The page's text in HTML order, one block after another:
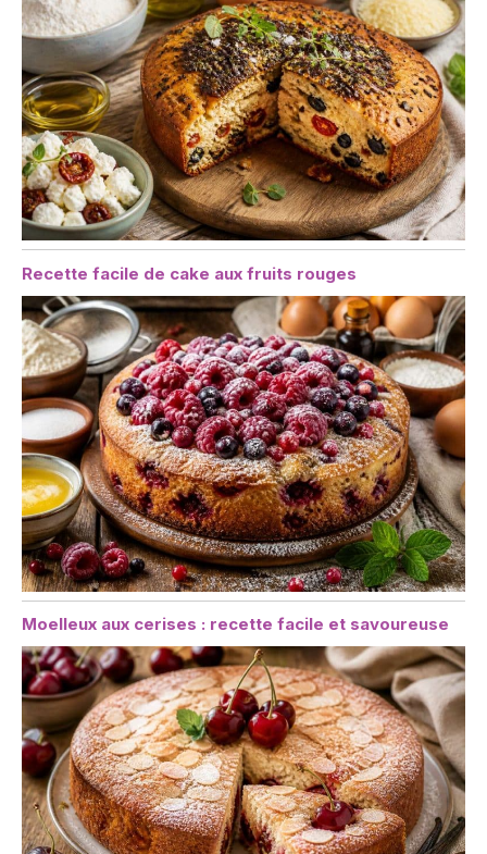
Recette facile de cake aux fruits rouges
Moelleux aux cerises : recette facile et savoureuse